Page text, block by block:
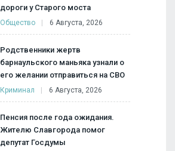
дороги у Старого моста
Общество 6 Августа, 2026
Родственники жертв
барнаульского маньяка узнали о
его желании отправиться на СВО
Криминал 6 Августа, 2026
Пенсия после года ожидания.
Жителю Славгорода помог
депутат Госдумы